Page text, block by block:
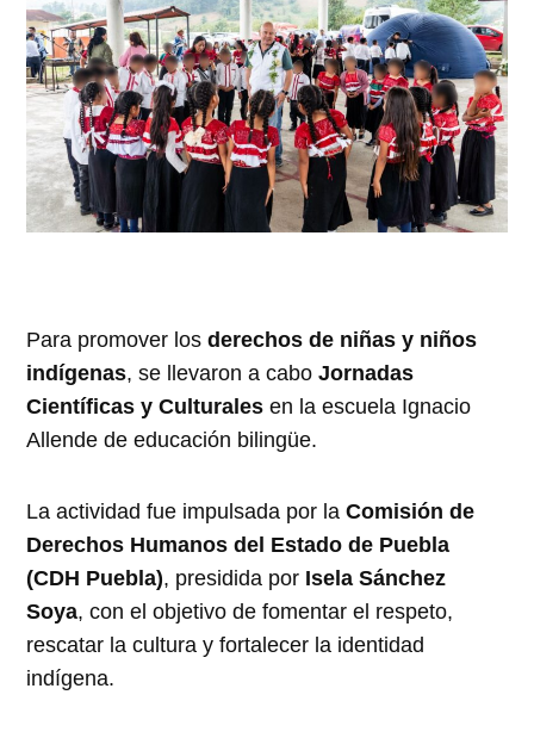
Para promover losderechos de niñas y niños
indígenas, se llevaron a caboJornadas
Científicas y Culturales en la escuela Ignacio
Allende de educación bilingüe.
La actividad fue impulsada por laComisión de
Derechos Humanos del Estado de Puebla
(CDH Puebla), presidida por Isela Sánchez
Soya, con el objetivo de fomentar el respeto,
rescatar la cultura y fortalecer la identidad
indígena.